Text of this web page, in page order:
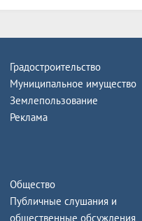
Градостроительство
Муниципальное имущество
Землепользование
Реклама
Общество
Публичные слушания и
общественные обсуждения